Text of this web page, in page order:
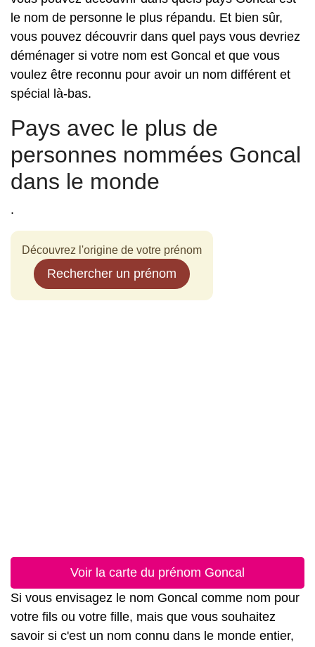
le nom de personne le plus répandu. Et bien sûr,
vous pouvez découvrir dans quel pays vous devriez
déménager si votre nom est Goncal et que vous
voulez être reconnu pour avoir un nom différent et
spécial là-bas.
Pays avec le plus de
personnes nommées Goncal
dans le monde
.
Découvrez l'origine de votre prénom
Rechercher un prénom
Voir la carte du prénom Goncal
Si vous envisagez le nom Goncal comme nom pour
votre fils ou votre fille, mais que vous souhaitez
savoir si c'est un nom connu dans le monde entier,